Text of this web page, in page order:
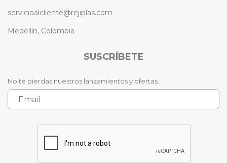
servicioalcliente@rejiplas.com
Medellín, Colombia
SUSCRÍBETE
No te pierdas nuestros lanzamientos y ofertas.